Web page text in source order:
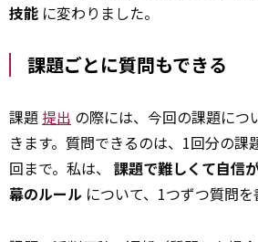
技能 に変わりました。
課題ごとに質問もできる
課題提出 の際には、今回の課題につ
きます。質問できるのは、1回分の課
回まで。私は、 課題で難しくて自信
幕のルール について、1つずつ質問を